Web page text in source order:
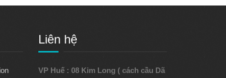
Liên hệ
VP Huế : 08 Kim Long ( cách cầu Dã